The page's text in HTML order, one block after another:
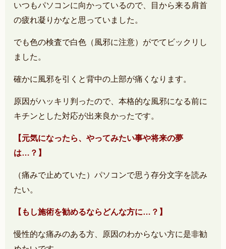
いつもパソコンに向かっているので、目から来る肩首
の疲れ凝りかなと思っていました。
でも色の検査で白色（風邪に注意）がでてビックリし
ました。
確かに風邪を引くと背中の上部が痛くなります。
原因がハッキリ判ったので、本格的な風邪になる前に
キチンとした対応が出来良かったです。
【元気になったら、やってみたい事や将来の夢
は…？】
（痛みで止めていた）パソコンで思う存分文字を読み
たい。
【もし施術を勧めるならどんな方に…？】
慢性的な痛みのある方、原因のわからない方に是非勧